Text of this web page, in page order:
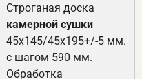
Строганая доска
камерной сушки
45х145/45х195+/-5 мм.
с шагом 590 мм.
Обработка